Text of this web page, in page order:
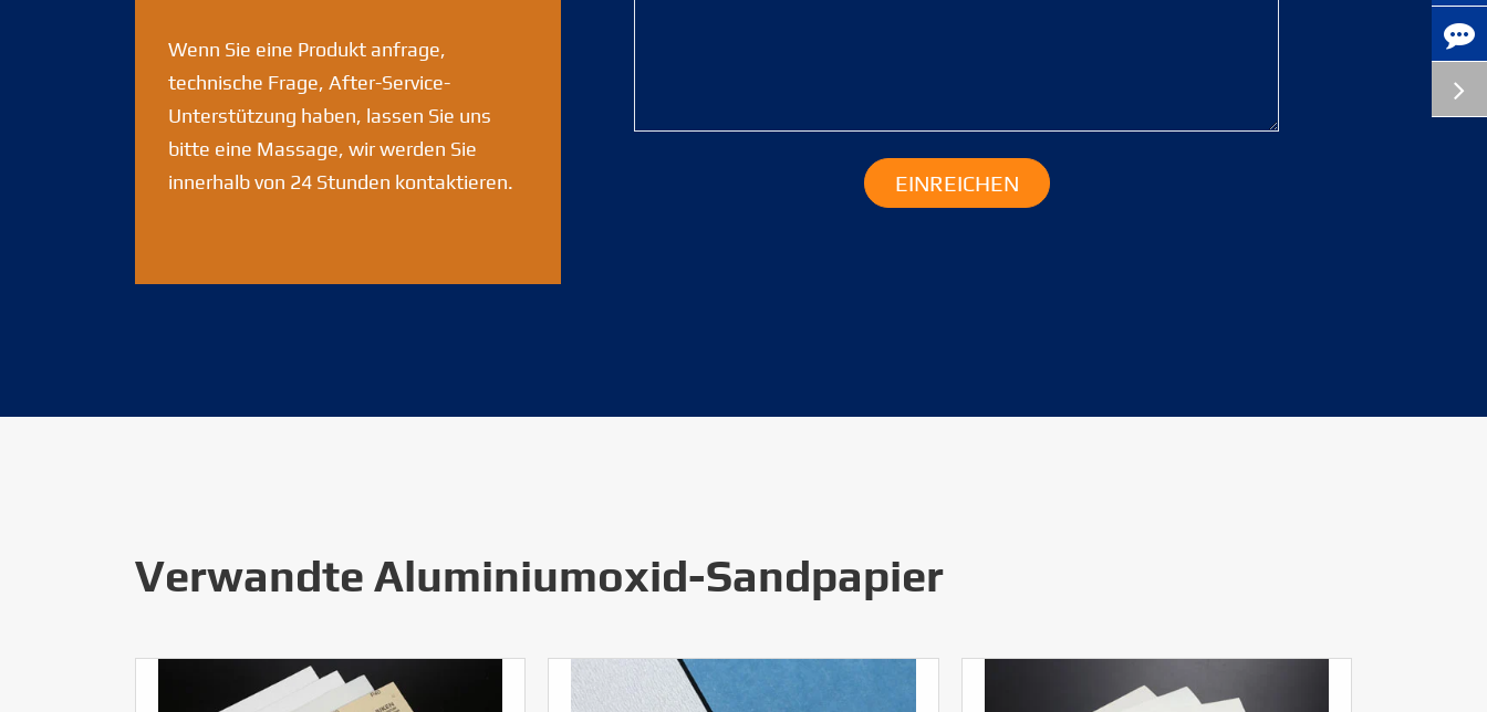
Wenn Sie eine Produkt anfrage,
technische Frage, After-Service-
Unterstützung haben, lassen Sie uns
bitte eine Massage, wir werden Sie
innerhalb von 24 Stunden kontaktieren.
Verwandte Aluminiumoxid-Sandpapier